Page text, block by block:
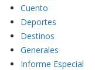
Cuento
Deportes
Destinos
Generales
Informe Especial